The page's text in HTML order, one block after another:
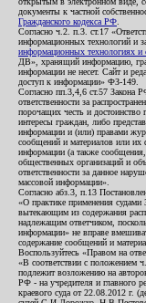
документы к частной
Гражданского кодекса РФ
Согласно ч.2. п.3. ст.17
информационных технологий и
информационных технологиях
ДВ», хранящий информацию,
информации не несет. Сайт и
доступ к информации» ФЗ-149.
Согласно пп.3,4,6 ст.57 Закона
ответственности за
порочащих честь и
интересы граждан, либо
информации и (или) правами
сообщений и материалов или их
информации (а также сообщения,
общественных организаций и
ответственности за данное
массовой информации».
Согласно абз.3, п.13
«О практике применения
вытекающим из содержания
надлежащим ответчиком,
информации» не вправе
содержание сообщений и
Воспользуйтесь «Правом на
«В соответствии с положением
подлежит возложению на
РФ - на учредителя и главного
краевого суда от 22.08.2012 г.